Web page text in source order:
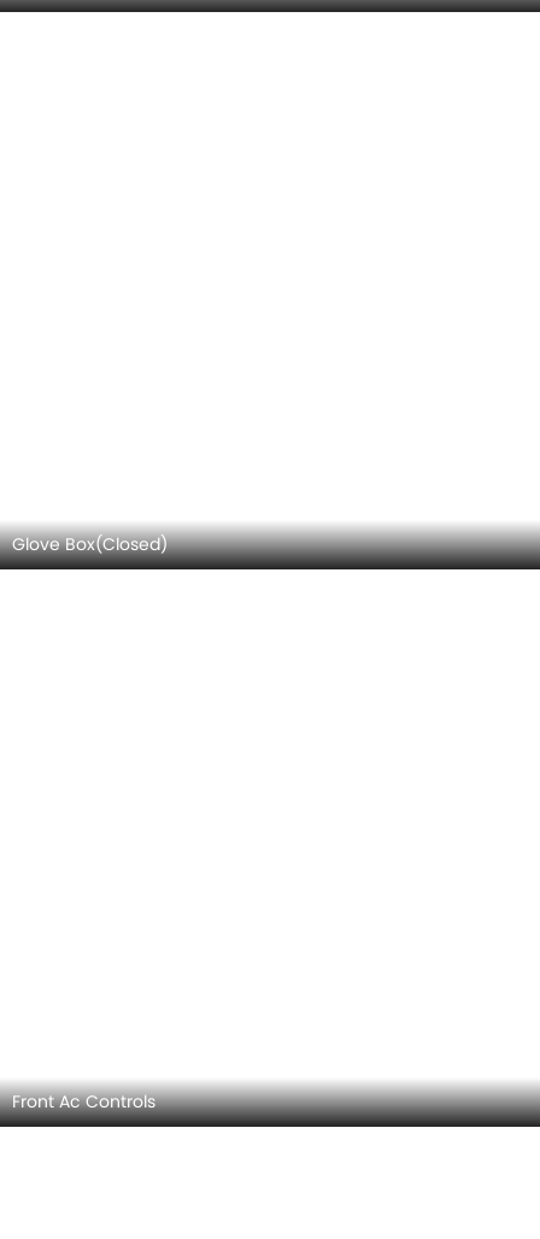
Glove Box(Closed)
Front Ac Controls